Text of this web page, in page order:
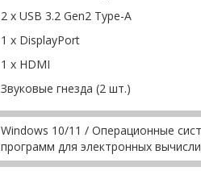
2 x USB 3.2 Gen2 Type-A
1 x DisplayPort
1 x HDMI
Звуковые гнезда (2 шт.)
Windows 10/11 / Операционные
программ для электронных